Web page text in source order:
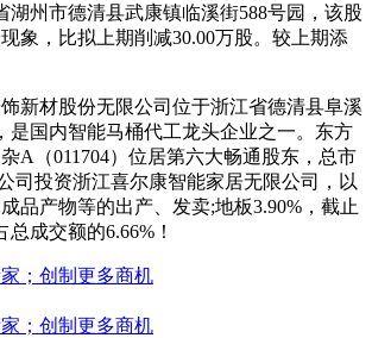
湖州市德清县武康镇临溪街588号园，该股
象，比拟上期削减30.00万股。较上期添
材股份无限公司位于浙江省德清县阜溪
是国内智能马桶代工龙头企业之一。东方
A（011704）位居第六大畅通股东，总市
司投资浙江喜尔康智能家居无限公司，以
品产物等的出产、发卖;地板3.90%，截止
总成交额的6.66%！
；创制更多商机
；创制更多商机